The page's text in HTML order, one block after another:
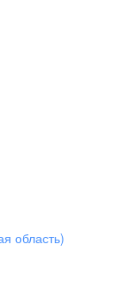
область)